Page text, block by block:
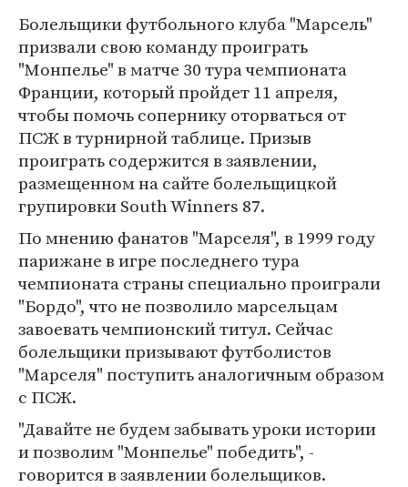
Болельщики футбольного клуба "Марсель"
призвали свою команду проиграть
"Монпелье" в матче 30 тура чемпионата
Франции, который пройдет 11 апреля,
чтобы помочь сопернику оторваться от
ПСЖ в турнирной таблице. Призыв
проиграть содержится в заявлении,
размещенном на сайте болельщицкой
групировки South Winners 87.
По мнению фанатов "Марселя", в 1999 году
парижане в игре последнего тура
чемпионата страны специально проиграли
"Бордо", что не позволило марсельцам
завоевать чемпионский титул. Сейчас
болельщики призывают футболистов
"Марселя" поступить аналогичным образом
с ПСЖ.
"Давайте не будем забывать уроки истории
и позволим "Монпелье" победить", -
говорится в заявлении болельщиков.